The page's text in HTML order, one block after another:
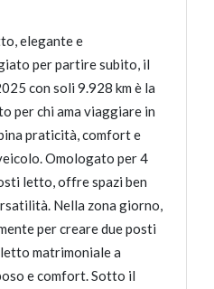
elegante e
per partire subito, il
con soli 9.928 km è la
per chi ama viaggiare in
praticità, comfort e
Omologato per 4
letto, offre spazi ben
Nella zona giorno,
per creare due posti
matrimoniale a
e comfort. Sotto il